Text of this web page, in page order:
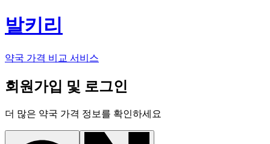
발키리
약국 가격 비교 서비스
회원가입 및 로그인
더 많은 약국 가격 정보를 확인하세요